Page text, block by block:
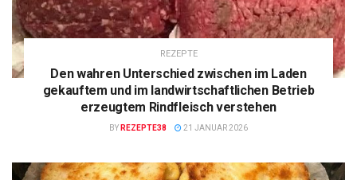
REZEPTE
Den wahren Unterschied zwischen im Laden
gekauftem und im landwirtschaftlichen Betrieb
erzeugtem Rindfleisch verstehen
BY REZEPTE38 21 JANUAR 2026